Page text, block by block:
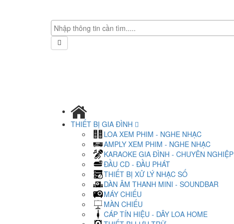
THIẾT BỊ GIA ĐÌNH
LOA XEM PHIM - NGHE NHẠC
AMPLY XEM PHIM - NGHE NHẠC
KARAOKE GIA ĐÌNH - CHUYÊN NGHIỆP
ĐẦU CD - ĐẦU PHÁT
THIẾT BỊ XỬ LÝ NHẠC SỐ
DÀN ÂM THANH MINI - SOUNDBAR
MÁY CHIẾU
MÀN CHIẾU
CÁP TÍN HIỆU - DÂY LOA HOME